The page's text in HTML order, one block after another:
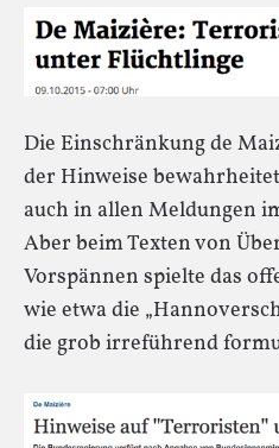
Die Einschränkung de
der Hinweise
auch in allen Meldungen
Aber beim Texten von
Vorspännen spielte das
wie etwa die
die grob irreführend